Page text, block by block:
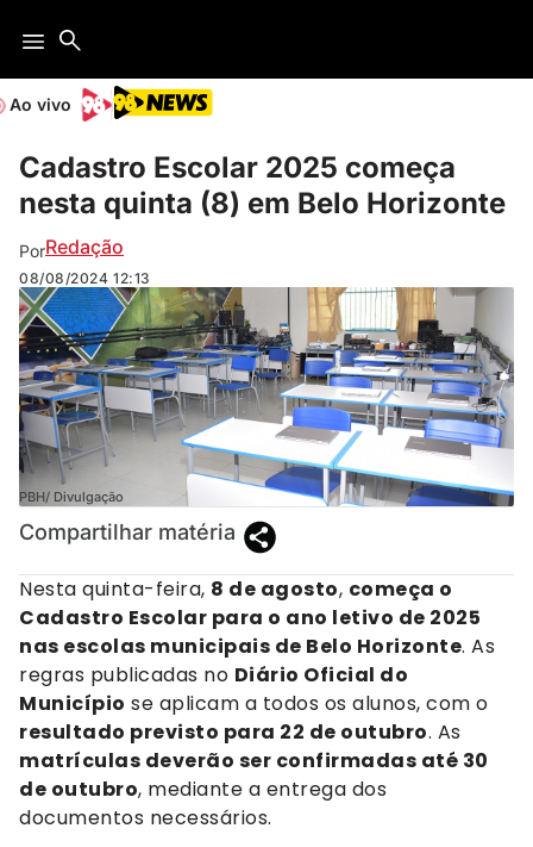
Ao vivo
Cadastro Escolar 2025 começa
nesta quinta (8) em Belo Horizonte
PorRedação
08/08/2024 12:13
PBH/ Divulgação
Compartilhar matéria
Nesta quinta-feira, 8 de agosto, começa o
Cadastro Escolar para o ano letivo de 2025
nas escolas municipais de Belo Horizonte. As
regras publicadas no Diário Oficial do
Município se aplicam a todos os alunos, com o
resultado previsto para 22 de outubro. As
matrículas deverão ser confirmadas até 30
de outubro, mediante a entrega dos
documentos necessários.